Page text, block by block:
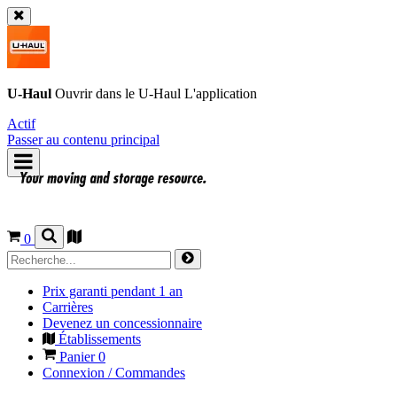
U-Haul Ouvrir dans le U-Haul L'application
Actif
Passer au contenu principal
0
Prix garanti pendant 1 an
Carrières
Devenez un concessionnaire
Établissements
Panier0
Connexion / Commandes